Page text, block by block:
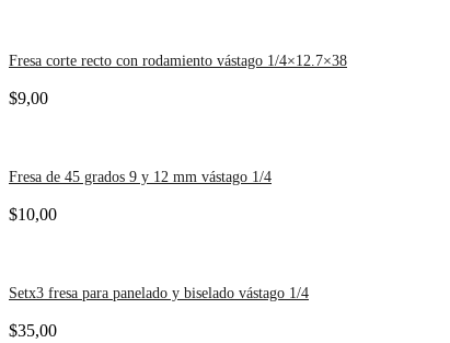
Fresa corte recto con rodamiento vástago 1/4×12.7×38
$9,00
Fresa de 45 grados 9 y 12 mm vástago 1/4
$10,00
Setx3 fresa para panelado y biselado vástago 1/4
$35,00